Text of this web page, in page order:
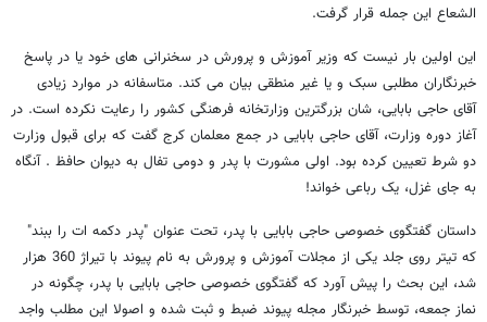
الشعاع این جمله قرار گرفت.
این اولین بار نیست که وزیر آموزش و پرورش در سخنرانی های خود یا در پاسخ
خبرنگاران مطلبی سبک و یا غیر منطقی بیان می کند. متاسفانه در موارد زیادی
آقای حاجی بابایی، شان بزرگترین وزارتخانه فرهنگی کشور را رعایت نکرده است. در
آغاز دوره وزارت، آقای حاجی بابایی در جمع معلمان کرج گفت که برای قبول وزارت
دو شرط تعیین کرده بود. اولی مشورت با پدر و دومی تفال به دیوان حافظ . آنگاه
به جای غزل، یک رباعی خواند!
داستان گفتگوی خصوصی حاجی بابایی با پدر، تحت عنوان "پدر دکمه ات را ببند"
که تیتر روی جلد یکی از مجلات آموزش و پرورش به نام پیوند با تیراژ 360 هزار
شد، این بحث را پیش آورد که گفتگوی خصوصی حاجی بابایی با پدر، چگونه در
نماز جمعه، توسط خبرنگار مجله پیوند ضبط و ثبت شده و اصولا این مطلب واجد